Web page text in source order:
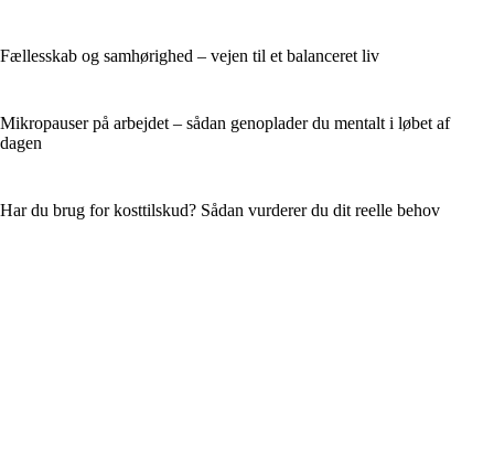
Fællesskab og samhørighed – vejen til et balanceret liv
Mikropauser på arbejdet – sådan genoplader du mentalt i løbet af
dagen
Har du brug for kosttilskud? Sådan vurderer du dit reelle behov